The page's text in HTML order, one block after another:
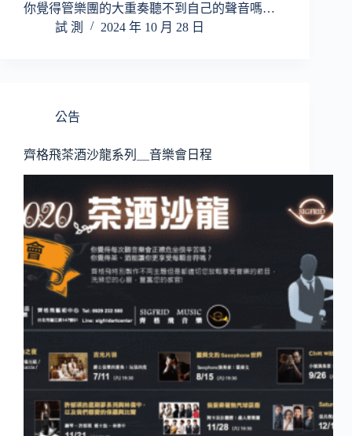
你覺得管樂團的大重奏聽不到自己的聲音嗎…
試 測
2024 年 10 月 28 日
公告
齊格飛茶酒沙龍系列＿音樂會日程